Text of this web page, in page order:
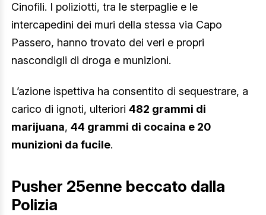
Cinofili. I poliziotti, tra le sterpaglie e le
intercapedini dei muri della stessa via Capo
Passero, hanno trovato dei veri e propri
nascondigli di droga e munizioni.
L’azione ispettiva ha consentito di sequestrare, a
carico di ignoti, ulteriori 482 grammi di
marijuana, 44 grammi di cocaina e 20
munizioni da fucile.
Pusher 25enne beccato dalla
Polizia